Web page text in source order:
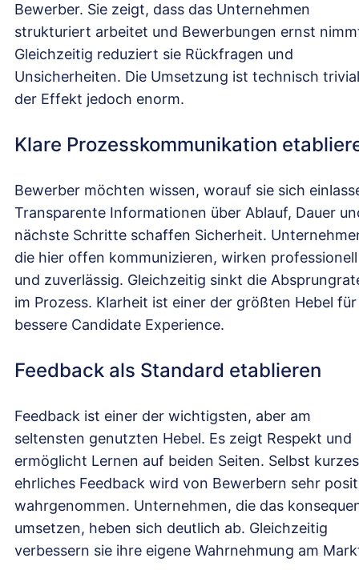
Bewerber. Sie zeigt, dass das Unternehmen
strukturiert arbeitet und Bewerbungen ernst
Gleichzeitig reduziert sie Rückfragen und
Unsicherheiten. Die Umsetzung ist technisch
der Effekt jedoch enorm.
Klare Prozesskommunikation
Bewerber möchten wissen, worauf sie sich
Transparente Informationen über Ablauf, Dauer
nächste Schritte schaffen Sicherheit.
die hier offen kommunizieren, wirken professionell
und zuverlässig. Gleichzeitig sinkt die
im Prozess. Klarheit ist einer der größten Hebel für
bessere Candidate Experience.
Feedback als Standard etablieren
Feedback ist einer der wichtigsten, aber am
seltensten genutzten Hebel. Es zeigt Respekt und
ermöglicht Lernen auf beiden Seiten. Selbst
ehrliches Feedback wird von Bewerbern sehr
wahrgenommen. Unternehmen, die das
umsetzen, heben sich deutlich ab. Gleichzeitig
verbessern sie ihre eigene Wahrnehmung am